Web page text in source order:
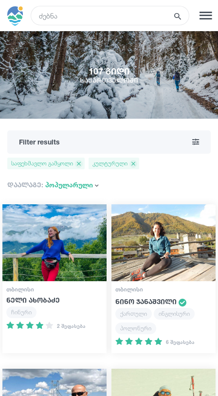
რეგისტრაცია შესვლა
რა ვნახოთ
ტურები
სასტუმროები
კვება და ღვინო
გიდები
სტატიები
ტრანსპორტი
დაგეგმე მოგზაურობა
107 გიდი
საქართველოში
Filter results
დაალაგე: პოპულარული
საფეხმავლო გამყოლი კულტურული
ᲗᲑᲘᲚᲘᲡᲘ
ნელი ახობაძე
ჩინური
2 შეფასება
ᲗᲑᲘᲚᲘᲡᲘ
ნინო ჯანაშვილი
ქართული
ინგლისური
პოლონური
6 შეფასება